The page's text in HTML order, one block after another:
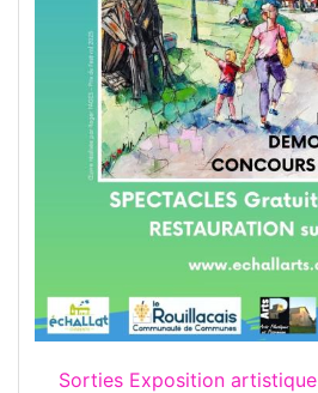
Sorties Exposition artistique